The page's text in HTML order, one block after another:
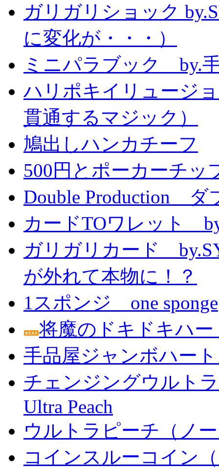
ガリガリショック
に変化が・・・）
ミニパラブック by.
ハリポキイリュージ
貫通するマジック）
鳩出しハンカチーフ
500円とポーカーチッ
Double Production ダ
カードTOワレット
ガリガリカード
が外れて本物に！？
1スポンジ one sponge
将魔のドキドキハ
手品屋ジャンボハー
チェンジングウルト
Ultra Peach
ウルトラピーチ（ノ
コインスルーコイン